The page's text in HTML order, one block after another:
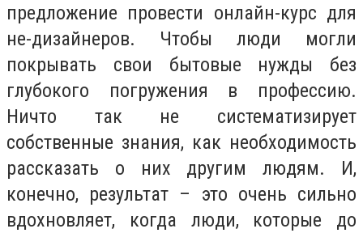
предложение провести онлайн-курс для
не-дизайнеров. Чтобы люди могли
покрывать свои бытовые нужды без
глубокого погружения в профессию.
Ничто так не систематизирует
собственные знания, как необходимость
рассказать о них другим людям. И,
конечно, результат – это очень сильно
вдохновляет, когда люди, которые до